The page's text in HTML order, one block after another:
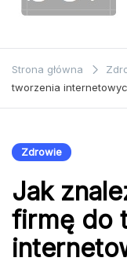
Babor
Strona główna
tworzenia
Zdrowie
Jak
firmę do